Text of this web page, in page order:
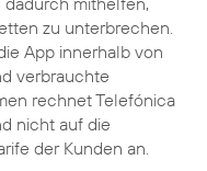
zu unterbrechen.
App innerhalb von
verbrauchte
rechnet Telefónica
nicht auf die
der Kunden an.